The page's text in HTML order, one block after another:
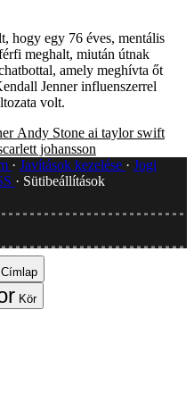
hogy egy 76 éves, mentális
meghalt, miután útnak
amely meghívta őt
Jenner influenszerrel
volt.
Andy Stone ai taylor swift
johansson
Javítások kezelése
Jogi
Sütibeállítások
Címlap
Kör